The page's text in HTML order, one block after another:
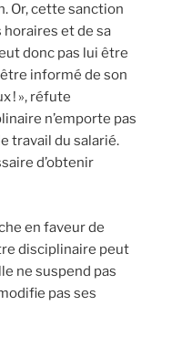
Or, cette sanction
et de sa
donc pas lui être
informé de son
! », réfute
n’emporte pas
travail du salarié.
d’obtenir
en faveur de
disciplinaire peut
ne suspend pas
pas ses